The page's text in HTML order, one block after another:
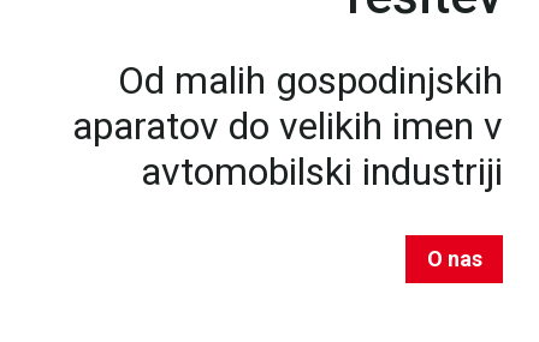
Od malih gospodinjskih
aparatov do velikih imen v
avtomobilski industriji
O nas